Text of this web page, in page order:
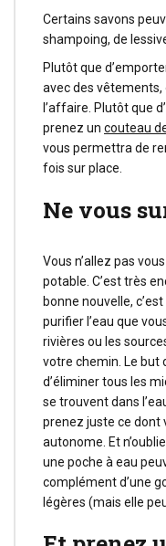
Certains savons
shampoing, de
Plutôt que
avec des
l’affaire. Plutôt que
prenez un couteau
vous permettra de
fois sur place.
Ne vous
Vous n’allez pas
potable. C’est très
bonne nouvelle,
purifier l’eau que
rivières ou les
votre chemin. Le but
d’éliminer tous les
se trouvent dans
prenez juste ce dont
autonome. Et
une poche à eau
complément d’une
légères (mais elle